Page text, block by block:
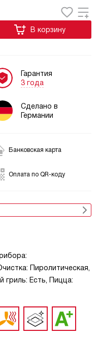
В корзину
Гарантия
3 года
Сделано в
Германии
Банковская карта
Оплата по QR-коду
Пиролитическая,
гриль: Есть, Пицца: